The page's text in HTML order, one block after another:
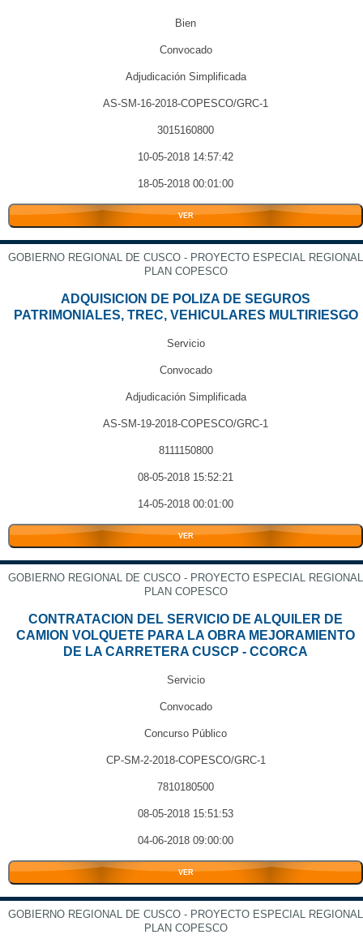
Bien
Convocado
Adjudicación Simplificada
AS-SM-16-2018-COPESCO/GRC-1
3015160800
10-05-2018 14:57:42
18-05-2018 00:01:00
VER
GOBIERNO REGIONAL DE CUSCO - PROYECTO ESPECIAL REGIONAL
PLAN COPESCO
ADQUISICION DE POLIZA DE SEGUROS
PATRIMONIALES, TREC, VEHICULARES MULTIRIESGO
Servicio
Convocado
Adjudicación Simplificada
AS-SM-19-2018-COPESCO/GRC-1
8111150800
08-05-2018 15:52:21
14-05-2018 00:01:00
VER
GOBIERNO REGIONAL DE CUSCO - PROYECTO ESPECIAL REGIONAL
PLAN COPESCO
CONTRATACION DEL SERVICIO DE ALQUILER DE
CAMION VOLQUETE PARA LA OBRA MEJORAMIENTO
DE LA CARRETERA CUSCP - CCORCA
Servicio
Convocado
Concurso Público
CP-SM-2-2018-COPESCO/GRC-1
7810180500
08-05-2018 15:51:53
04-06-2018 09:00:00
VER
GOBIERNO REGIONAL DE CUSCO - PROYECTO ESPECIAL REGIONAL
PLAN COPESCO